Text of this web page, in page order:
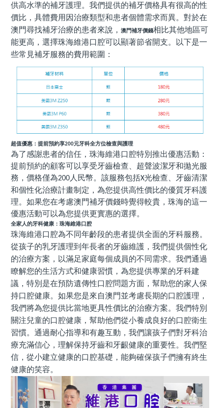
供高水準的補牙護理。我們提供的補牙價格具有很高的性
價比，具體費用因治療類型和患者個體需求而異。對於在
澳門尋找補牙治療的患者來說，澳門補牙價錢相比其他地區可
能更高，選擇珠海維港口腔可以顯著節省開支。以下是一
些常見補牙服務的費用範圍：
超值優惠：提前預約享200元牙科全方位檢查與護理
為了感謝患者的信任，珠海維港口腔特別推出優惠活動：
提前預約的顧客可以享受牙齒檢查、超聲波潔牙和拋光服
務，價格僅為200 人民幣。該服務包括X光檢查、牙齒清潔
和個性化治療計畫制定，為您提供高性價比的優質牙科護
理。如果您在考慮澳門補牙價錢時覺得較貴，珠海的這一
優惠活動可以為您提供更實惠的選擇。
全家人的牙科健康：珠海維港口腔
珠海維港口腔為不同年齡段的患者提供全面的牙科服務。
從孩子的乳牙護理到年長者的牙齒維護，我們提供個性化
的治療方案，以滿足家庭每個成員的不同需求。我們通過
瞭解您的生活方式和健康習慣，為您提供專業的牙科建
議，特別是在預防遺傳性口腔問題方面，幫助您的家人保
持口腔健康。如果您是來自澳門並考慮長期的口腔護理，
我們將為您提供比當地更具性價比的治療方案。我們特別
關注兒童的口腔健康，幫助他們從小養成良好的口腔衛生
習慣。通過耐心指導和有趣互動，我們讓孩子們對牙科治
療充滿信心，理解保持牙齒和牙齦健康的重要性。我們堅
信，從小建立健康的口腔基礎，能夠確保孩子們擁有終生
健康的笑容。